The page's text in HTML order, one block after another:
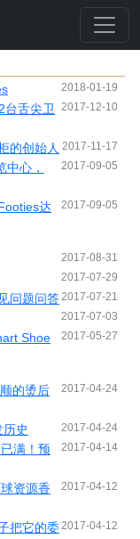
2018-01-19
2017-12-10
台舌尖卫
2017-11-17
的创始人
2017-09-05
心，
2017-09-05
达
2017-08-31
2017-07-29
2017-07-21
问题问答
2017-07-03
2017-05-27
Shoe
2017-04-24
的烫后
2017-04-24
史
2017-04-14
满！预
2017-04-12
资源香
2017-04-12
把它的委